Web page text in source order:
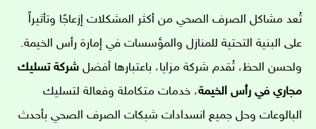
تُعد مشاكل الصرف الصحي من أكثر المشكلات إزعاجًا وتأثيراً
على البنية التحتية للمنازل والمؤسسات في إمارة رأس الخيمة.
ولحسن الحظ، تُقدم شركة مزايا، باعتبارها أفضل شركة تسليك
مجاري في رأس الخيمة، خدمات متكاملة وفعالة لتسليك
البالوعات وحل جميع انسدادات شبكات الصرف الصحي بأحدث